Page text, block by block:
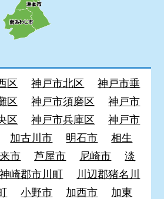
区 神戸市北区
神戸市垂
区 神戸市須磨区
神戸市
区 神戸市兵庫区
神戸市
加古川市 明石市
相生
市 芦屋市 尼崎市
淡
神崎郡市川町
川辺郡猪名川
小野市 加西市
加東